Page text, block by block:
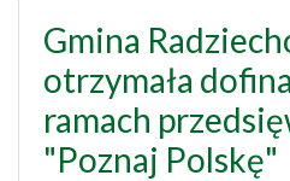
Gmina
otrzymała
ramach
"Poznaj Polskę"